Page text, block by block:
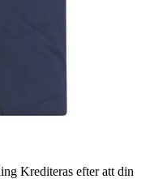
Krediteras efter att din